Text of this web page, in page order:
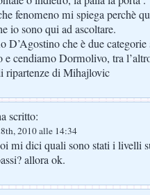
fenomeno mi spiega perchè
io sono qui ad ascoltare.
D’Agostino che è due
e cendiamo Dormolivo, tra
ripartenze di Mihajlovic
scritto:
2010 alle 14:34
mi dici quali sono stati i livelli
allora ok.